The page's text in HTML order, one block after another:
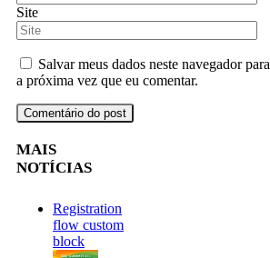
Site
Salvar meus dados neste navegador para
a próxima vez que eu comentar.
MAIS
NOTÍCIAS
Registration
flow custom
block